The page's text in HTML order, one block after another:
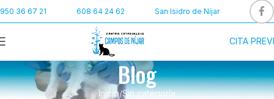
950 36 67 21 608 64 24 62 San Isidro de Níjar
CITA
Blog
Inicio Sin categoría